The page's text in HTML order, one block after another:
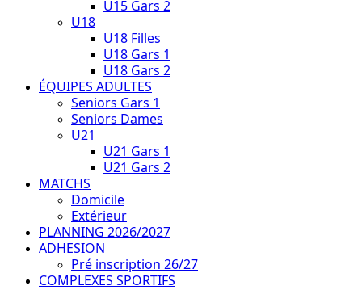
U15 Gars 2
U18
U18 Filles
U18 Gars 1
U18 Gars 2
ÉQUIPES ADULTES
Seniors Gars 1
Seniors Dames
U21
U21 Gars 1
U21 Gars 2
MATCHS
Domicile
Extérieur
PLANNING 2026/2027
ADHESION
Pré inscription 26/27
COMPLEXES SPORTIFS